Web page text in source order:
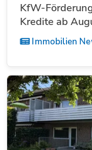
KfW-
Kredite ab
Immobilien